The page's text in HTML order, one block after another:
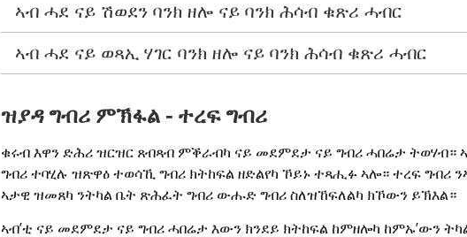
ኣብ ሓደ ናይ ሽወደን ባንክ ዘሎ ናይ ባንክ ሕሳብ ቁጽሪ ሓብር
ኣብ ሓደ ናይ ወጻኢ ሃገር ባንክ ዘሎ ናይ ባንክ ሕሳብ ቁጽሪ ሓብር
ዝያዳ ግብሪ ምኽፋል - ተረፍ ግብሪ
ቁሩብ እዋን ድሕሪ ዝርዝር ጸብጻብ ምቕራብካ ናይ መደምደታ ናይ ግብሪ ሓበሬታ ትወሃብ።
ግብሪ ተባሂሉ ዝጽዋዕ ተወሳኺ ግብሪ ክትከፍል ዘድልየካ ኾይኑ ተጻሒፉ ኣሎ። ተረፍ ግብሪ
ኣታዊ ዝመጸካ ንትካል ቤት ጽሕፈት ግብሪ ውሑድ ግብሪ ስለዝኸፍለልካ ክኾውን ይኽእል።
ኣብ’ቲ ናይ መደምደታ ናይ ግብሪ ሓበሬታ እውን ክንደይ ክትከፍል ከምዘሎካ ከምኡ’ውን